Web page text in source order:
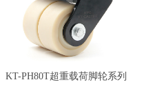
KT-PH80T超重载荷脚轮系列